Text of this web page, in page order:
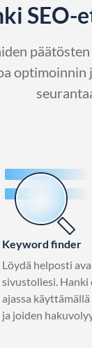
SEO-
optimoinnin
Keyword finder
Löydä helposti
sivustollesi. Hanki
ajassa
ja joiden